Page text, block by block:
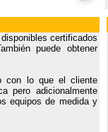
certificados
puede obtener
con lo que el cliente
pero adicionalmente
equipos de medida y